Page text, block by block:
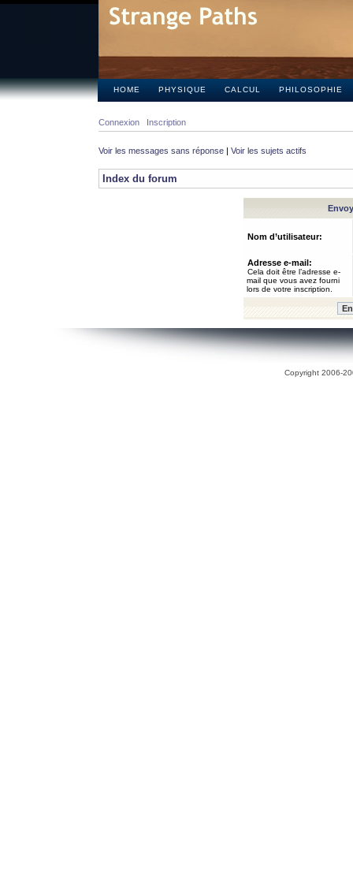
HOME PHYSIQUE CALCUL PHILOSOPHIE
Connexion Inscription
Voir les messages sans réponse | Voir les sujets actifs
Index du forum
Nom d’utilisateur:
Adresse e-mail:
Cela doit être l’adresse e-
mail que vous avez fourni
lors de votre inscription.
Copyright 2006-